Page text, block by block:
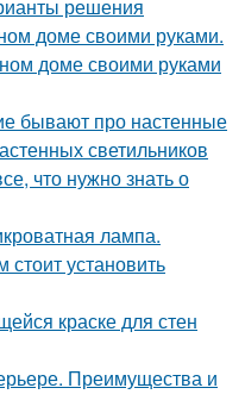
решения
доме своими руками.
доме своими руками
бывают про настенные
светильников
что нужно знать о
лампа.
установить
краске для стен
Преимущества и